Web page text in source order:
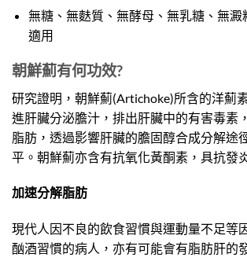
無糖、無麩質、無酵母、無乳糖、無澱
適用
朝鮮薊有何功效?
研究證明，朝鮮薊(Artichoke)所含的洋薊
進肝臟分泌膽汁，排出肝臟中的有害毒素
脂肪，透過影響肝臟的膽固醇合成分解途
平。朝鮮薊亦含有抗氧化黃酮素，具抗發
加速分解脂肪
現代人因不良的飲食習慣與運動量不足等
酗酒習慣的病人，亦有可能會有脂肪肝的